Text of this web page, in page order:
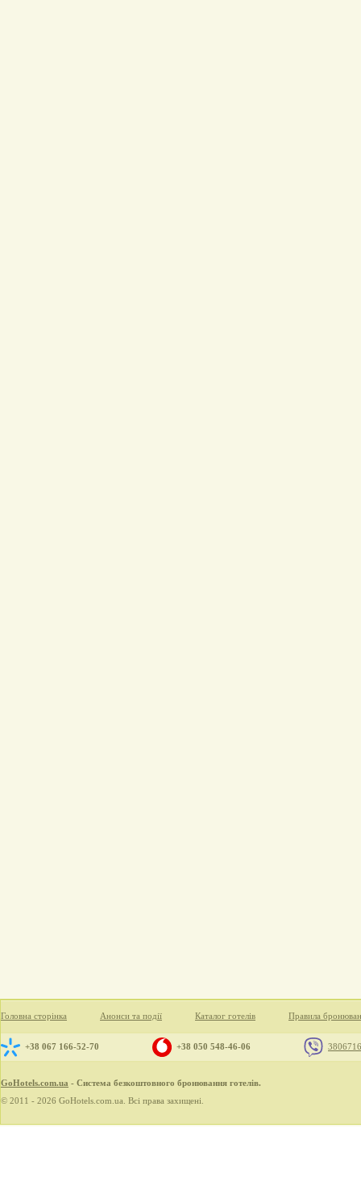
Головна сторінка Анонси та події Каталог готелів Правила
+38 067 166-52-70 +38 050 548-46-06
GoHotels.com.ua - Система безкоштовного бронювання готелів.
© 2011 - 2026 GoHotels.com.ua. Всі права захищені.